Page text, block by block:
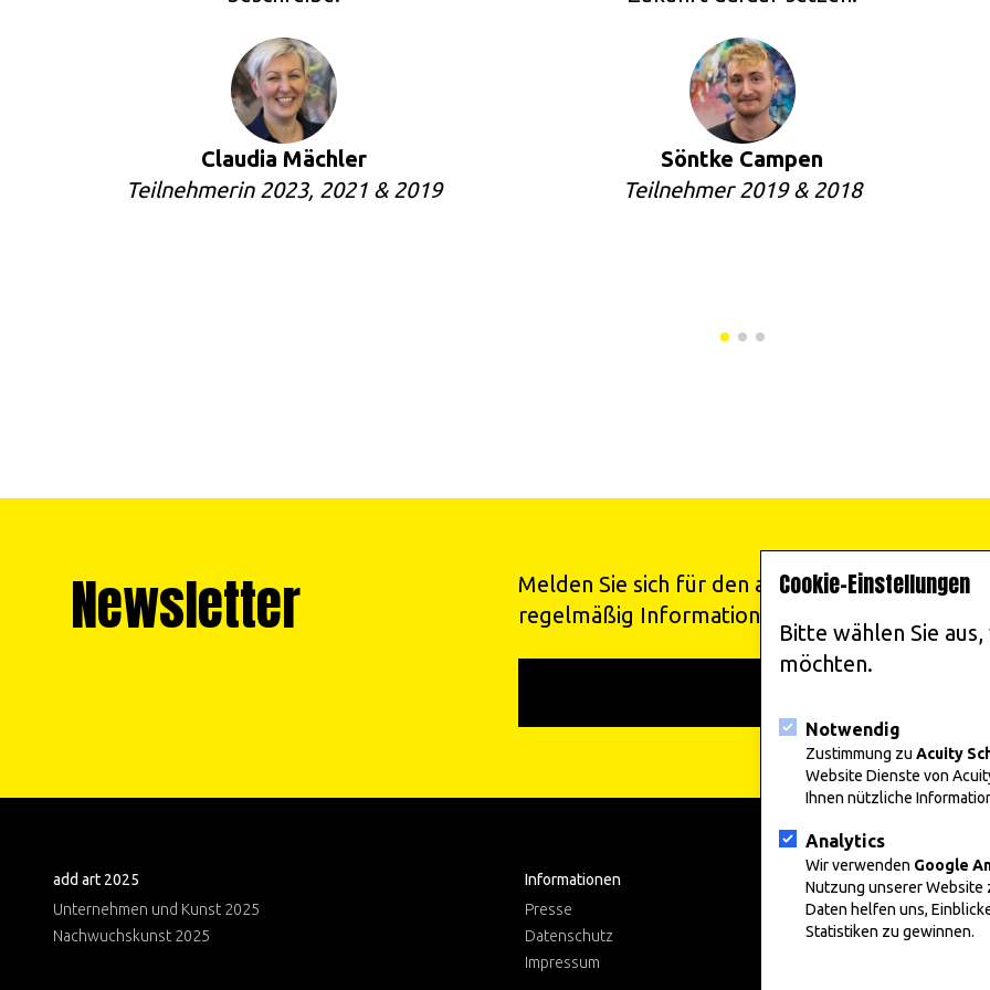
Claudia Mächler
Teilnehmerin 2023, 2021 & 2019
Söntke Campen
Teilnehmer 2019 & 2018
Newsletter
Melden Sie sich für den add art Newsletter an
regelmäßig Informationen zu unseren
add art 2025
Unternehmen und Kunst 2025
Nachwuchskunst 2025
Informationen
Presse
Datenschutz
Impressum
Cookie-Einstellungen
Bitte wählen Sie
möchten.
Notwendig
Zustimmung zu Acuity
Website Dienste von
Ihnen nützliche
Analytics
Wir verwenden Google
Nutzung unserer Website
Daten helfen uns,
Statistiken zu gewinnen.